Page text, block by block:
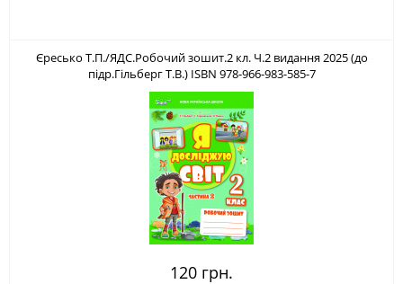
Єресько Т.П./ЯДС.Робочий зошит.2 кл. Ч.2 видання 2025 (до
підр.Гільберг Т.В.) ISBN 978-966-983-585-7
120 грн.